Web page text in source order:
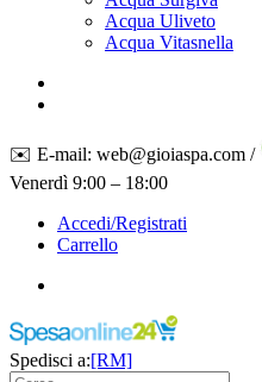
Acqua Uliveto
Acqua Vitasnella
✉️ E-mail: web@gioiaspa.com /
Venerdì 9:00 – 18:00
Accedi/Registrati
Carrello
Spedisci a:[RM]